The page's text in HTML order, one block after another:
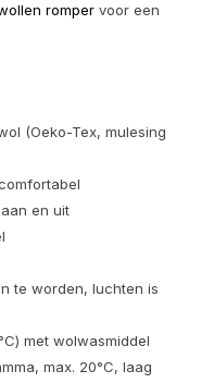
romper voor een
(Oeko-Tex, mulesing
en uit
te worden, luchten is
met wolwasmiddel
max. 20°C, laag